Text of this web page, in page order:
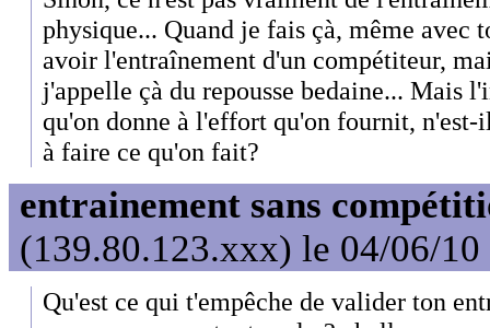
physique... Quand je fais çà, même avec
avoir l'entraînement d'un compétiteur,
j'appelle çà du repousse bedaine... Mais
qu'on donne à l'effort qu'on fournit,
à faire ce qu'on fait?
entrainement sans
(139.80.123.xxx) le 04/06/10
Qu'est ce qui t'empêche de valider ton